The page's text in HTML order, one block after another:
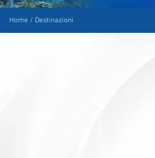
Home / Destinazioni